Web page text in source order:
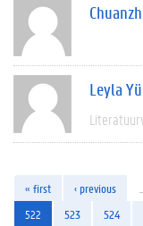
Leyla
« first ‹ previous
522
523 524